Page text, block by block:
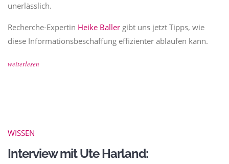
unerlässlich.
Recherche-Expertin Heike Baller gibt uns jetzt Tipps, wie
diese Informationsbeschaffung effizienter ablaufen kann.
weiterlesen
WISSEN
Interview mit Ute Harland: